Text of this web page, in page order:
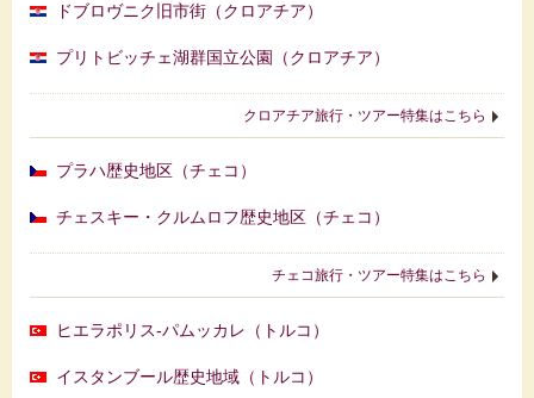
ドブロヴニク旧市街（クロアチア）
プリトビッチェ湖群国立公園（クロアチア）
クロアチア旅行・ツアー特集はこちら
プラハ歴史地区（チェコ）
チェスキー・クルムロフ歴史地区（チェコ）
チェコ旅行・ツアー特集はこちら
ヒエラポリス-パムッカレ（トルコ）
イスタンブール歴史地域（トルコ）